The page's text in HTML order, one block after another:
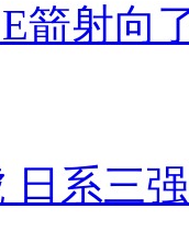
箭射向
日系三